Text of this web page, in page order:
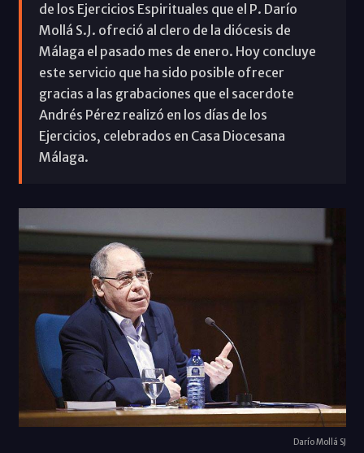
de los Ejercicios Espirituales que el P. Darío
Mollá S.J. ofreció al clero de la diócesis de
Málaga el pasado mes de enero. Hoy concluye
este servicio que ha sido posible ofrecer
gracias a las grabaciones que el sacerdote
Andrés Pérez realizó en los días de los
Ejercicios, celebrados en Casa Diocesana
Málaga.
Darío Mollá SJ